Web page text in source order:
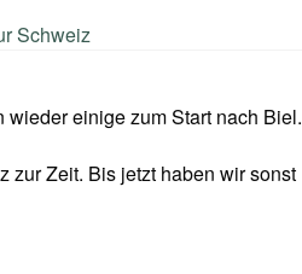
Schweiz
einige zum Start nach Biel.
zur Zeit. Bis jetzt haben wir sonst